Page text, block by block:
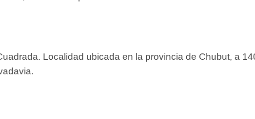
Localidad ubicada en la provincia de Chubut, a